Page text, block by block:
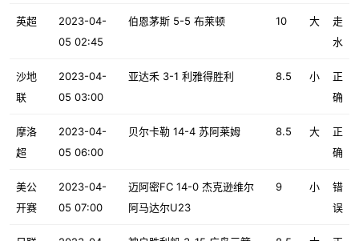
英超
2023-04-
05 02:45
伯恩茅斯 5-5 布莱顿 10 大
走
水
沙地
联
2023-04-
05 03:00
亚达禾 3-1 利雅得胜利 8.5 小
正
确
摩洛
超
2023-04-
05 06:00
贝尔卡勒 14-4 苏阿莱姆 8.5 大
正
确
美公
开赛
2023-04-
05 07:00
迈阿密FC 14-0 杰克逊维尔
阿马达尔U23
9 小
错
误